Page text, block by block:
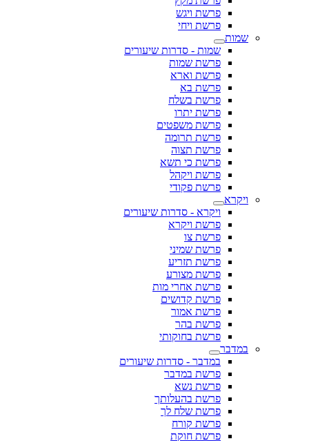
פרשת ויגש
פרשת ויחי
שמות
שמות - סדרות שיעורים
פרשת שמות
פרשת וארא
פרשת בא
פרשת בשלח
פרשת יתרו
פרשת משפטים
פרשת תרומה
פרשת תצוה
פרשת כי תשא
פרשת ויקהל
פרשת פקודי
ויקרא
ויקרא - סדרות שיעורים
פרשת ויקרא
פרשת צו
פרשת שמיני
פרשת תזריע
פרשת מצורע
פרשת אחרי מות
פרשת קדושים
פרשת אמור
פרשת בהר
פרשת בחוקותי
במדבר
במדבר - סדרות שיעורים
פרשת במדבר
פרשת נשא
פרשת בהעלותך
פרשת שלח לך
פרשת קורח
פרשת חוקת